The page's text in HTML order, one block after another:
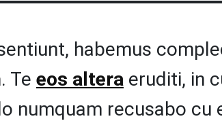
habemus
Te eos altera eruditi, in
numquam recusabo cu